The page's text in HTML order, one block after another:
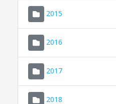
2015
2016
2017
2018